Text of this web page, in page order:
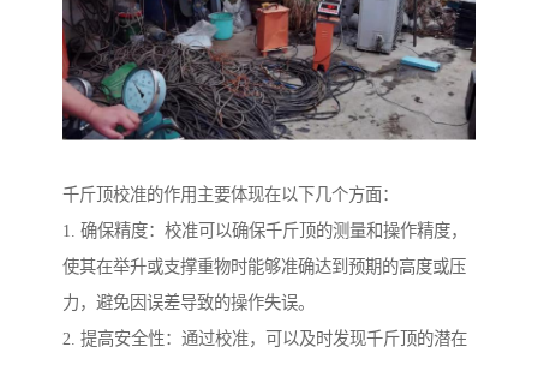
千斤顶校准的作用主要体现在以下几个方面：
1. 确保精度：校准可以确保千斤顶的测量和操作精度，
使其在举升或支撑重物时能够准确达到预期的高度或压
力，避免因误差导致的操作失误。
2. 提高安全性：通过校准，可以及时发现千斤顶的潜在